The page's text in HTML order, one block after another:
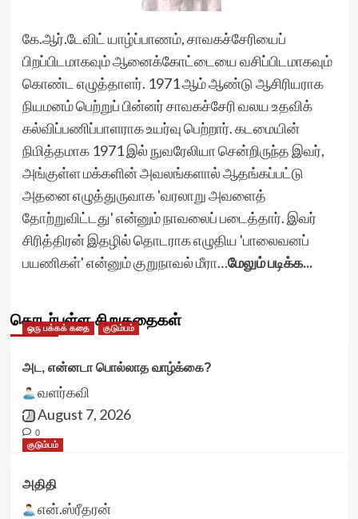
கே.ஆர்.டேவிட் யாழ்ப்பாணம், சாவகச்சேரியைப்
பிறப்பிடமாகவும் ஆனைக்கோட்டையை வசிப்பிடமாகவும்
கொண்ட எழுத்தாளர். 1971 ஆம் ஆண்டு ஆசிரியராக
நியமனம் பெற்றுப் பின்னர் சாவகச்சேரி வலய உதவிக்
கல்விப்பணிப்பாளராக உயர்வு பெற்றார். கடமையின்
நிமித்தமாக 1971 இல் நுவரேலியா சென்றிருந்த இவர்,
அங்குள்ள மக்களின் அவலங்களால் ஆதங்கப்பட்டு
அதனை எழுத்துருவாக 'வரலாறு அவளைத்
தோற்றுவிட்டது' என்னும் நாவலைப் படைத்தார். இவர்
சிரித்திரன் இதழில் தொடராக எழுதிய 'பாலைவனப்
பயணிகள்' என்னும் குறுநாவல் மீரா…மேலும் படிக்க...
தொடர்புள்ள சிறுகதைகள்
ஒரு பக்கக் கதை குடும்பம்
அட, என்னடா பொல்லாத வாழ்க்கை?
வளர்கவி
August 7, 2026
0
குடும்பம்
அதிதி
என்.ஸ்ரீதரன்